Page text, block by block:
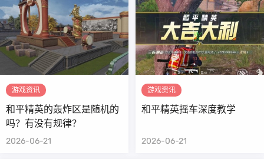
游戏资讯
和平精英的轰炸区是随机的
吗？有没有规律？
2026-06-21
游戏资讯
和平精英摇车深度教学
2026-06-21